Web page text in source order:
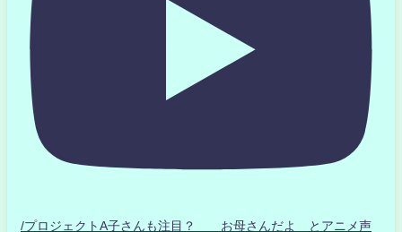
/プロジェクトA子さんも注目？ お母さんだよ とアニメ声